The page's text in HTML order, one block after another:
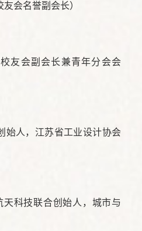
会名誉副会长）
友会副会长兼青年分会会
始人，江苏省工业设计协会
天科技联合创始人，城市与